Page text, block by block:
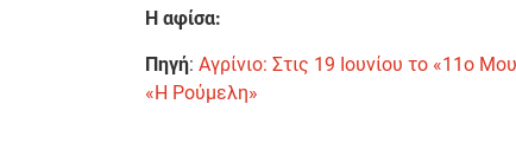
Η αφίσα:
Πηγή: Αγρίνιο: Στις 19 Ιουνίου το «11ο
«Η Ρούμελη»